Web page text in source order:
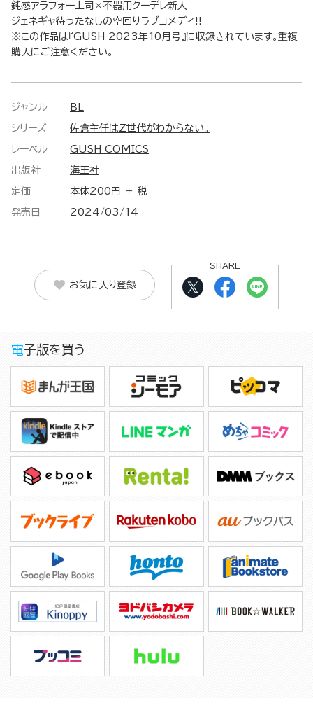
鈍感アラフォー上司×不器用クーデレ新人
ジェネギャ待ったなしの空回りラブコメディ!!
※この作品は『GUSH 2023年10月号』に収録されています。重複
購入にご注意ください。
ジャンル BL
シリーズ 佐倉主任はZ世代がわからない。
レーベル GUSH COMICS
出版社 海王社
定価 本体200円 ＋ 税
発売日 2024/03/14
お気に入り登録
SHARE
電子版を買う